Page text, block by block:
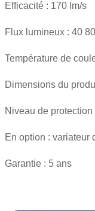
Efficacité : 170 lm/s
Flux lumineux : 40
Température de
Dimensions du
Niveau de protection
En option : variateur
Garantie : 5 ans